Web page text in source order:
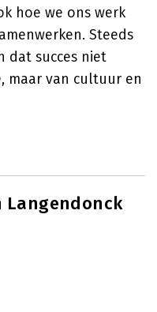
hoe we ons werk
Steeds
dat succes niet
maar van cultuur en
Langendonck